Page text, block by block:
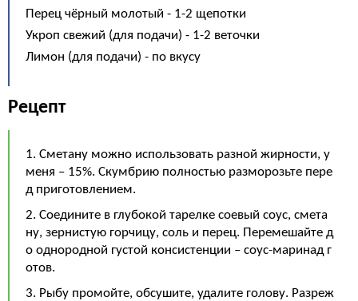
Перец чёрный молотый - 1-2 щепотки
Укроп свежий (для подачи) - 1-2 веточки
Лимон (для подачи) - по вкусу
Рецепт
1. Сметану можно использовать разной жирности, у
меня – 15%. Скумбрию полностью разморозьте пере
д приготовлением.
2. Соедините в глубокой тарелке соевый соус, смета
ну, зернистую горчицу, соль и перец. Перемешайте д
о однородной густой консистенции – соус-маринад г
отов.
3. Рыбу промойте, обсушите, удалите голову. Разреж